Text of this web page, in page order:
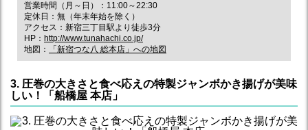
営業時間（月～日）：11:00～22:30
定休日：無（年末年始を除く）
アクセス：新宿三丁目駅より徒歩3分
HP： http://www.tunahachi.co.jp/
地図：
「新宿つな八 総本店」への地図
3. 圧巻の大きさと食べ応えの特製ジャンボかき揚げが美味
しい！「船橋屋 本店」